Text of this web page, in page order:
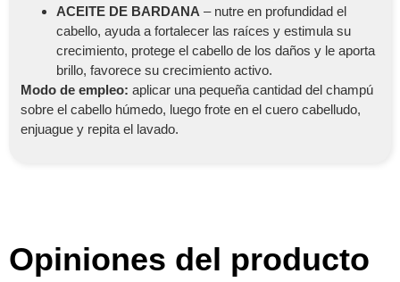
ACEITE DE BARDANA – nutre en profundidad el
cabello, ayuda a fortalecer las raíces y estimula su
crecimiento, protege el cabello de los daños y le aporta
brillo, favorece su crecimiento activo.
Modo de empleo: aplicar una pequeña cantidad del champú
sobre el cabello húmedo, luego frote en el cuero cabelludo,
enjuague y repita el lavado.
Opiniones del producto